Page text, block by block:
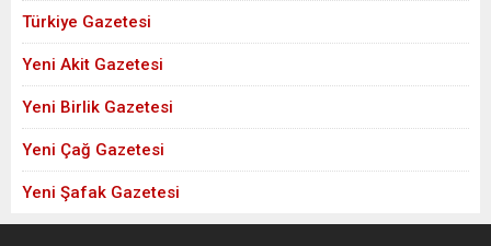
Türkiye Gazetesi
Yeni Akit Gazetesi
Yeni Birlik Gazetesi
Yeni Çağ Gazetesi
Yeni Şafak Gazetesi